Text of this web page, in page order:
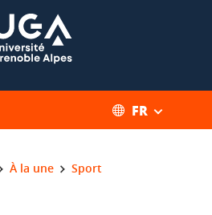
de recherche FR
À la une Sport